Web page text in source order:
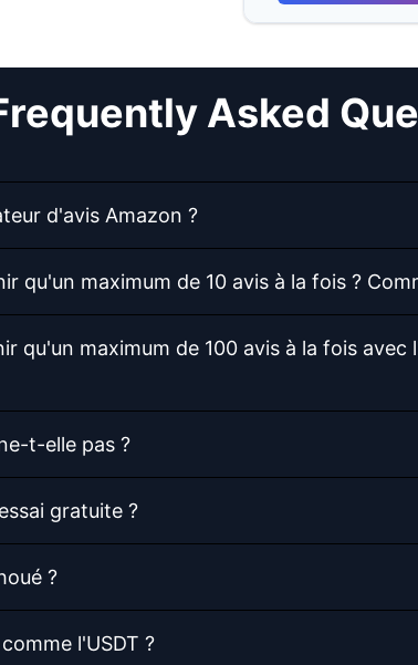
Asked
d'avis Amazon ?
qu'un maximum de 10 avis à la fois ?
qu'un maximum de 100 avis à la fois
t-elle pas ?
gratuite ?
?
l'USDT ?